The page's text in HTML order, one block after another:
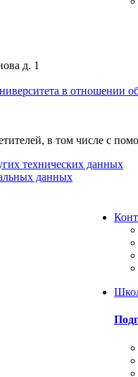
д. 1
в отношении
в том числе с
технических данных
данных